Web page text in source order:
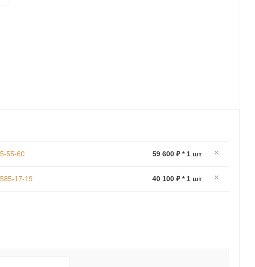
55-60 59 600 ₽ * 1 шт
17-19 40 100 ₽ * 1 шт